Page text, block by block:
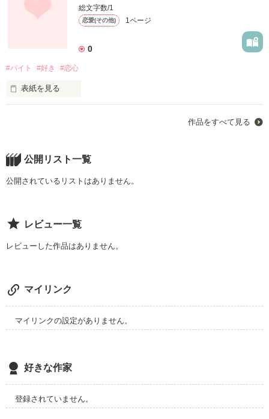
総文字数/1
恋愛(その他) 1ページ
0
#バイト #好き #恋心
表紙を見る
バイト先が隣同士、閉店後ごみ捨てに向かう時たまに一緒にな
ただ、君の隣に居たいの。
作品をすべて見る
公開リスト一覧
公開されているリストはありません。
レビュー一覧
レビューした作品はありません。
マイリンク
マイリンクの設定がありません。
好きな作家
登録されていません。